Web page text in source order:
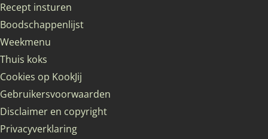
Recept insturen
Boodschappenlijst
Weekmenu
Thuis koks
Cookies op KookJij
Gebruikersvoorwaarden
Disclaimer en copyright
Privacyverklaring